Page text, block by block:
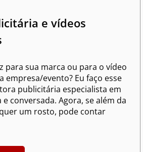
e vídeos
para sua marca ou para o vídeo
empresa/evento? Eu faço esse
publicitária especialista em
conversada. Agora, se além da
um rosto, pode contar